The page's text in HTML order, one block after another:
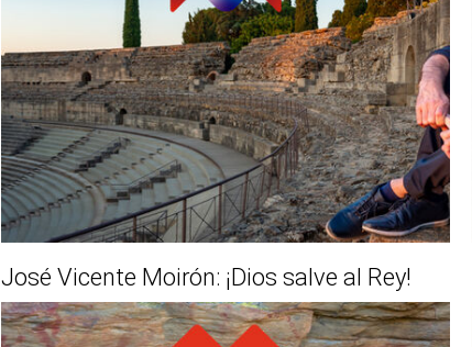
José Vicente Moirón: ¡Dios salve al Rey!